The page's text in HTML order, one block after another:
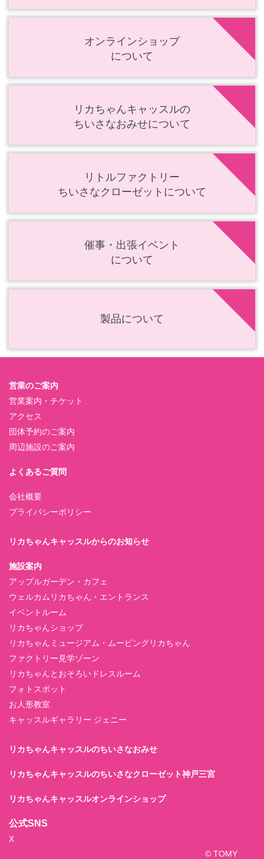
オンラインショップ
について
リカちゃんキャッスルの
ちいさなおみせについて
リトルファクトリー
ちいさなクローゼットについて
催事・出張イベント
について
製品について
営業のご案内
営業案内・チケット
アクセス
団体予約のご案内
周辺施設のご案内
よくあるご質問
会社概要
プライバシーポリシー
リカちゃんキャッスルからのお知らせ
施設案内
アップルガーデン・カフェ
ウェルカムリカちゃん・エントランス
イベントルーム
リカちゃんショップ
リカちゃんミュージアム・ムービングリカちゃん
ファクトリー見学ゾーン
リカちゃんとおそろいドレスルーム
フォトスポット
お人形教室
キャッスルギャラリー ジェニー
リカちゃんキャッスルのちいさなおみせ
リカちゃんキャッスルのちいさなクローゼット神戸三宮
リカちゃんキャッスルオンラインショップ
公式SNS
X
© TOMY